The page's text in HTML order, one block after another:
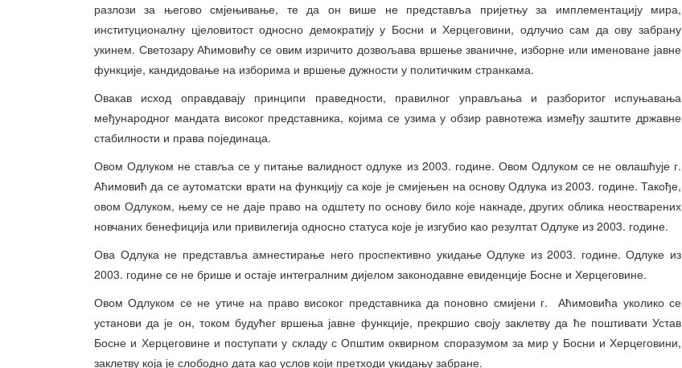
разлози за његово смјењивање, те да он више не представља пријетњу за имплементацију мира,
институционалну цјеловитост односно демократију у Босни и Херцеговини, одлучио сам да ову забрану
укинем. Светозару Аћимовићу се овим изричито дозвољава вршење званичне, изборне или именоване јавне
функције, кандидовање на изборима и вршење дужности у политичким странкама.
Овакав исход оправдавају принципи праведности, правилног управљања и разборитог испуњавања
међународног мандата високог представника, којима се узима у обзир равнотежа између заштите државне
стабилности и права појединаца.
Овом Одлуком не ставља се у питање валидност одлуке из 2003. године. Овом Одлуком се не овлашћује г.
Аћимовић да се аутоматски врати на функцију са које је смијењен на основу Одлука из 2003. године. Такође,
овом Одлуком, њему се не даје право на одштету по основу било које накнаде, других облика неостварених
новчаних бенефиција или привилегија односно статуса које је изгубио као резултат Одлуке из 2003. године.
Ова Одлука не представља амнестирање него проспективно укидање Одлуке из 2003. године. Одлуке из
2003. године се не брише и остаје интегралним дијелом законодавне евиденције Босне и Херцеговине.
Овом Одлуком се не утиче на право високог представника да поновно смијени г. Аћимовића уколико се
установи да је он, током будућег вршења јавне функције, прекршио своју заклетву да ће поштивати Устав
Босне и Херцеговине и поступати у складу с Општим оквирном споразумом за мир у Босни и Херцеговини,
заклетву која је слободно дата као услов који претходи укидању забране.